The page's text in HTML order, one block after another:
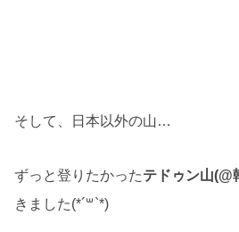
そして、日本以外の山…
ずっと登りたかったテドゥン山(@
きました(*´꒳`*)